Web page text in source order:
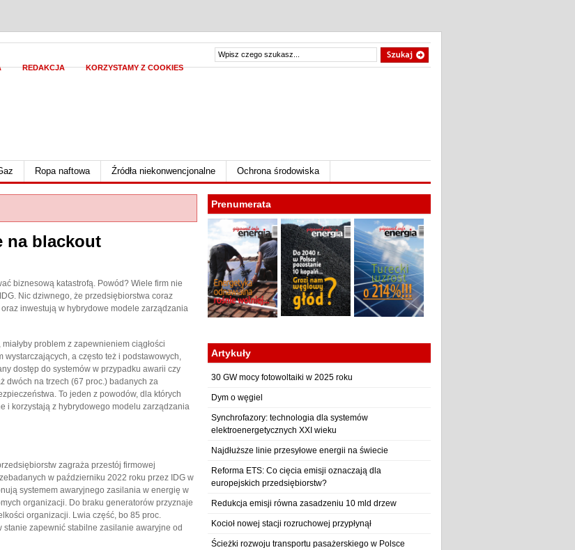
REDAKCJA KORZYSTAMY Z COOKIES
Ropa naftowa Źródła niekonwencjonalne Ochrona środowiska
na blackout
biznesową katastrofą. Powód? Wiele firm nie
Nic dziwnego, że przedsiębiorstwa coraz
inwestują w hybrydowe modele zarządzania
problem z zapewnieniem ciągłości
a często też i podstawowych,
dostęp do systemów w przypadku awarii czy
dwóch na trzech (67 proc.) badanych za
To jeden z powodów, dla których
i korzystają z hybrydowego modelu zarządzania
zagraża przestój firmowej
w październiku 2022 roku przez IDG w
systemem awaryjnego zasilania w energię w
organizacji. Do braku generatorów przyznaje
organizacji. Lwia część, bo 85 proc.
stanie zapewnić stabilne zasilanie awaryjne od
Prenumerata
Artykuły
30 GW mocy fotowoltaiki w 2025 roku
Dym o węgiel
Synchrofazory: technologia dla systemów
elektroenergetycznych XXI wieku
Najdłuższe linie przesyłowe energii na świecie
Reforma ETS: Co cięcia emisji oznaczają dla
europejskich przedsiębiorstw?
Redukcja emisji równa zasadzeniu 10 mld drzew
Kocioł nowej stacji rozruchowej przypłynął
Ścieżki rozwoju transportu pasażerskiego w Polsce